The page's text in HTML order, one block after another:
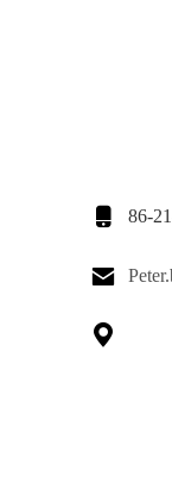
 86-

